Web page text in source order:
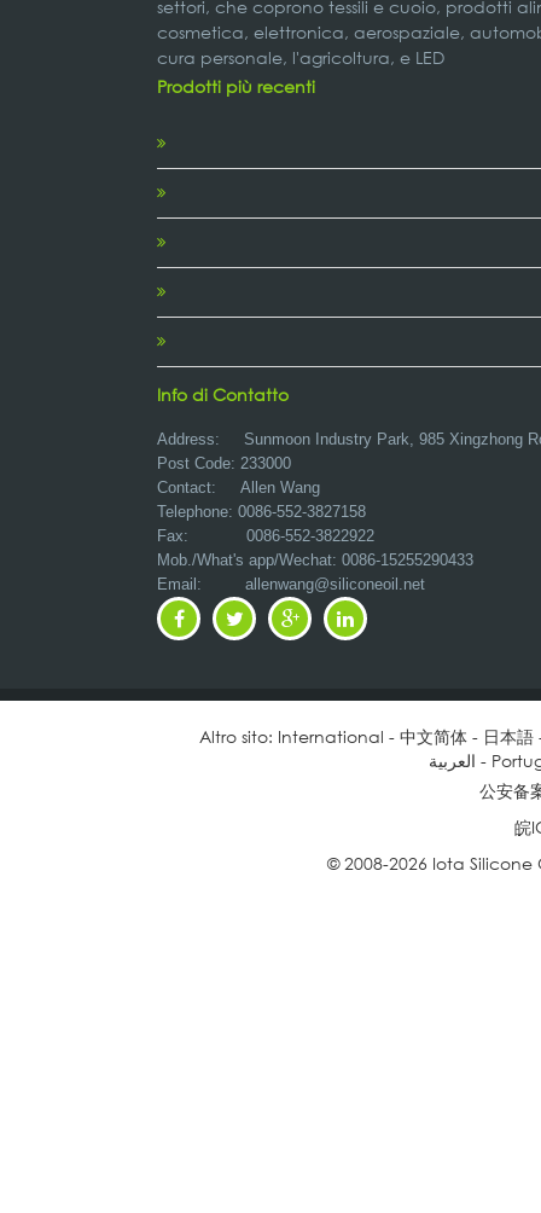
settori, che coprono tessili e cuoio, prodotti
cosmetica, elettronica, aerospaziale,
cura personale, l'agricoltura, e LED
Prodotti più recenti
Info di Contatto
Address: Sunmoon Industry Park, 985 Xingzhong
Post Code: 233000
Contact: Allen Wang
Telephone: 0086-552-3827158
Fax: 0086-552-3822922
Mob./What's app/Wechat: 0086-15255290433
Email: allenwang@siliconeoil.net
Altro sito: International - 中文简体- 日本語
العربية -
公安备
皖
© 2008-2026 Iota Silicone